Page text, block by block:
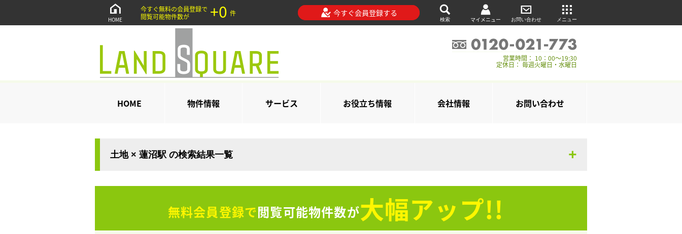
HOME
今すぐ無料の会員登録で
閲覧可能物件数が
+0 件 今すぐ会員登録する
検索 マイメニュー お問い合わせ メニュー
営業時間： 10：00～19:30
定休日： 毎週火曜日・水曜日
HOME 物件情報 サービス お役立ち情報 会社情報 お問い合わせ
土地 × 蓮沼駅 の検索結果一覧
無料会員登録で閲覧可能物件数が大幅アップ!!